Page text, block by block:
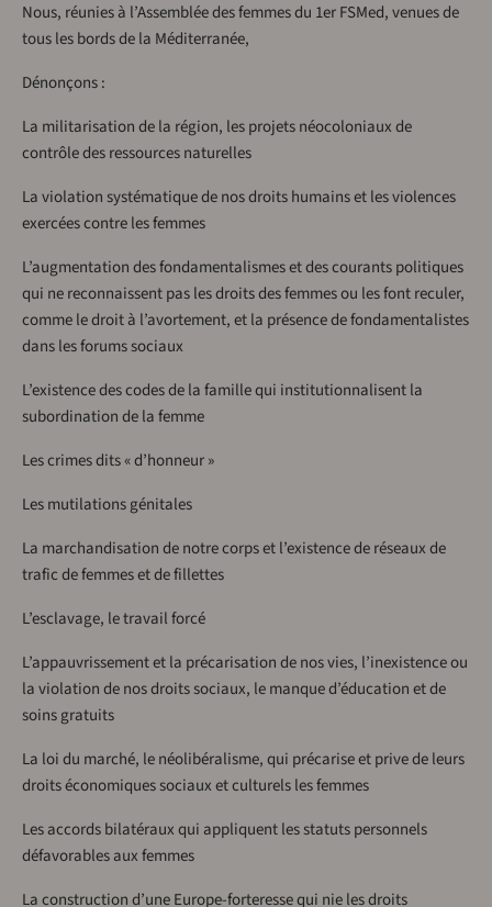
Nous, réunies à l’Assemblée des femmes du 1er FSMed, venues de
tous les bords de la Méditerranée,
Dénonçons :
La militarisation de la région, les projets néocoloniaux de
contrôle des ressources naturelles
La violation systématique de nos droits humains et les violences
exercées contre les femmes
L’augmentation des fondamentalismes et des courants politiques
qui ne reconnaissent pas les droits des femmes ou les font reculer,
comme le droit à l’avortement, et la présence de fondamentalistes
dans les forums sociaux
L’existence des codes de la famille qui institutionnalisent la
subordination de la femme
Les crimes dits « d’honneur »
Les mutilations génitales
La marchandisation de notre corps et l’existence de réseaux de
trafic de femmes et de fillettes
L’esclavage, le travail forcé
L’appauvrissement et la précarisation de nos vies, l’inexistence ou
la violation de nos droits sociaux, le manque d’éducation et de
soins gratuits
La loi du marché, le néolibéralisme, qui précarise et prive de leurs
droits économiques sociaux et culturels les femmes
Les accords bilatéraux qui appliquent les statuts personnels
défavorables aux femmes
La construction d’une Europe-forteresse qui nie les droits